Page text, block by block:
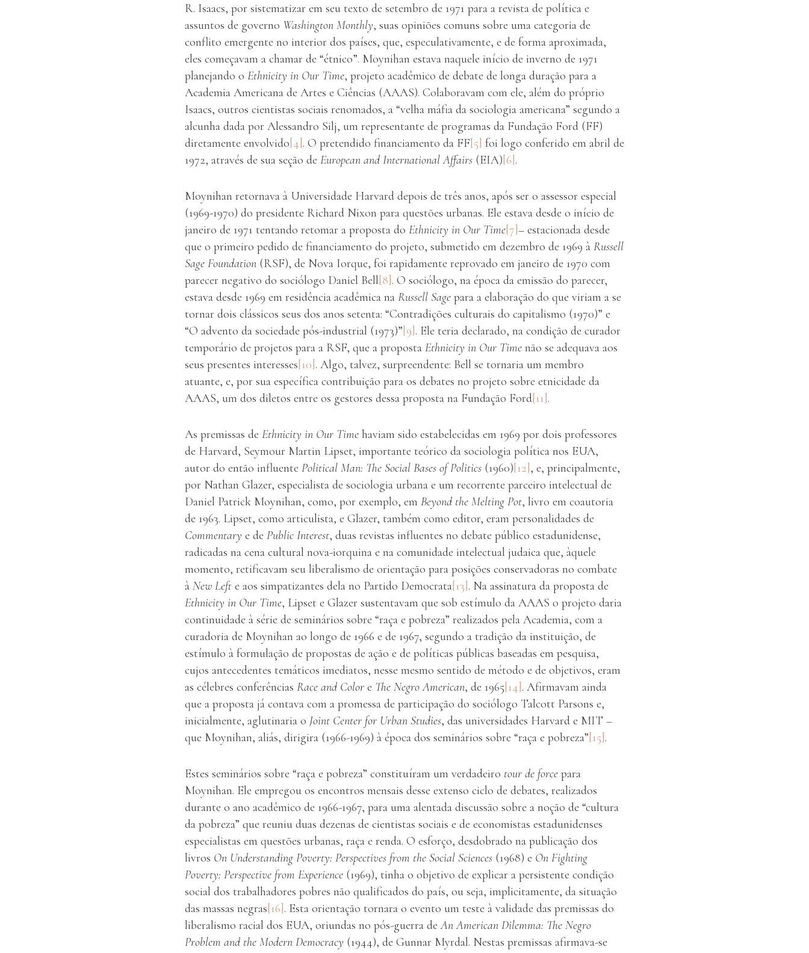
R. Isaacs, por sistematizar em seu texto de setembro de 1971 para a revista de política e
assuntos de governo Washington Monthly, suas opiniões comuns sobre uma categoria de
conflito emergente no interior dos países, que, especulativamente, e de forma aproximada,
eles começavam a chamar de “étnico”. Moynihan estava naquele início de inverno de 1971
planejando o Ethnicity in Our Time, projeto acadêmico de debate de longa duração para a
Academia Americana de Artes e Ciências (AAAS). Colaboravam com ele, além do próprio
Isaacs, outros cientistas sociais renomados, a “velha máfia da sociologia americana” segundo a
alcunha dada por Alessandro Silj, um representante de programas da Fundação Ford (FF)
diretamente envolvido[4]. O pretendido financiamento da FF[5] foi logo conferido em abril de
1972, através de sua seção de European and International Affairs (EIA)[6].
Moynihan retornava à Universidade Harvard depois de três anos, após ser o assessor especial
(1969-1970) do presidente Richard Nixon para questões urbanas. Ele estava desde o início de
janeiro de 1971 tentando retomar a proposta do Ethnicity in Our Time[7]– estacionada desde
que o primeiro pedido de financiamento do projeto, submetido em dezembro de 1969 à Russell
Sage Foundation (RSF), de Nova Iorque, foi rapidamente reprovado em janeiro de 1970 com
parecer negativo do sociólogo Daniel Bell[8]. O sociólogo, na época da emissão do parecer,
estava desde 1969 em residência acadêmica na Russell Sage para a elaboração do que viriam a se
tornar dois clássicos seus dos anos setenta: “Contradições culturais do capitalismo (1970)” e
“O advento da sociedade pós-industrial (1973)”[9]. Ele teria declarado, na condição de curador
temporário de projetos para a RSF, que a proposta Ethnicity in Our Time não se adequava aos
seus presentes interesses[10]. Algo, talvez, surpreendente: Bell se tornaria um membro
atuante, e, por sua específica contribuição para os debates no projeto sobre etnicidade da
AAAS, um dos diletos entre os gestores dessa proposta na Fundação Ford[11].
As premissas de Ethnicity in Our Time haviam sido estabelecidas em 1969 por dois professores
de Harvard, Seymour Martin Lipset, importante teórico da sociologia política nos EUA,
autor do então influente Political Man: The Social Bases of Politics (1960)[12], e, principalmente,
por Nathan Glazer, especialista de sociologia urbana e um recorrente parceiro intelectual de
Daniel Patrick Moynihan, como, por exemplo, em Beyond the Melting Pot, livro em coautoria
de 1963. Lipset, como articulista, e Glazer, também como editor, eram personalidades de
Commentary e de Public Interest, duas revistas influentes no debate público estadunidense,
radicadas na cena cultural nova-iorquina e na comunidade intelectual judaica que, àquele
momento, retificavam seu liberalismo de orientação para posições conservadoras no combate
à New Left e aos simpatizantes dela no Partido Democrata[13]. Na assinatura da proposta de
Ethnicity in Our Time, Lipset e Glazer sustentavam que sob estímulo da AAAS o projeto daria
continuidade à série de seminários sobre “raça e pobreza” realizados pela Academia, com a
curadoria de Moynihan ao longo de 1966 e de 1967, segundo a tradição da instituição, de
estímulo à formulação de propostas de ação e de políticas públicas baseadas em pesquisa,
cujos antecedentes temáticos imediatos, nesse mesmo sentido de método e de objetivos, eram
as célebres conferências Race and Color e The Negro American, de 1965[14]. Afirmavam ainda
que a proposta já contava com a promessa de participação do sociólogo Talcott Parsons e,
inicialmente, aglutinaria o Joint Center for Urban Studies, das universidades Harvard e MIT –
que Moynihan, aliás, dirigira (1966-1969) à época dos seminários sobre “raça e pobreza”[15].
Estes seminários sobre “raça e pobreza” constituíram um verdadeiro tour de force para
Moynihan. Ele empregou os encontros mensais desse extenso ciclo de debates, realizados
durante o ano acadêmico de 1966-1967, para uma alentada discussão sobre a noção de “cultura
da pobreza” que reuniu duas dezenas de cientistas sociais e de economistas estadunidenses
especialistas em questões urbanas, raça e renda. O esforço, desdobrado na publicação dos
livros On Understanding Poverty: Perspectives from the Social Sciences (1968) e On Fighting
Poverty: Perspective from Experience (1969), tinha o objetivo de explicar a persistente condição
social dos trabalhadores pobres não qualificados do país, ou seja, implicitamente, da situação
das massas negras[16]. Esta orientação tornara o evento um teste à validade das premissas do
liberalismo racial dos EUA, oriundas no pós-guerra deAn American Dilemma: The Negro
Problem and the Modern Democracy (1944), de Gunnar Myrdal. Nestas premissas afirmava-se